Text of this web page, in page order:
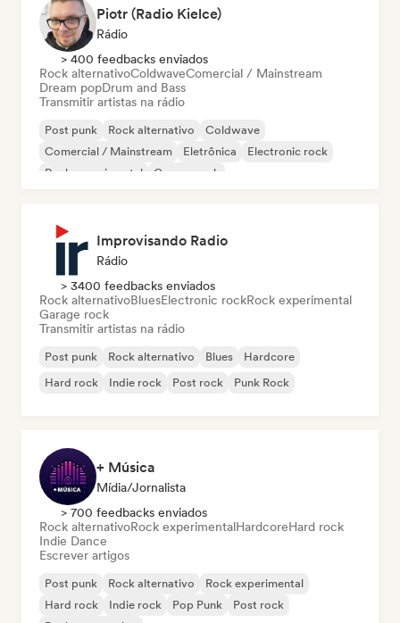
Piotr (Radio Kielce)
Rádio
> 400 feedbacks enviados
Rock alternativoColdwaveComercial / Mainstream
Dream popDrum and Bass
Transmitir artistas na rádio
Post punk Rock alternativo
Coldwave
Comercial / Mainstream
Eletrônica
Electronic rock
Rock experimental
Garage rock
Improvisando Radio
Rádio
> 3400 feedbacks enviados
Rock alternativoBluesElectronic rockRock experimental
Garage rock
Transmitir artistas na rádio
Post punk Rock alternativo Blues
Hardcore
Hard rock
Indie rock Post rock Punk Rock
+ Música
Mídia/Jornalista
> 700 feedbacks enviados
Rock alternativoRock experimentalHardcoreHard rock
Indie Dance
Escrever artigos
Post punk Rock alternativo
Rock experimental
Hard rock
Indie rock Pop Punk
Post rock